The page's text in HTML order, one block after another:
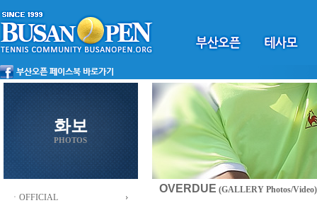
화보
PHOTOS
ㆍOFFICIAL
OVERDUE (GALLERY Photos/Video)